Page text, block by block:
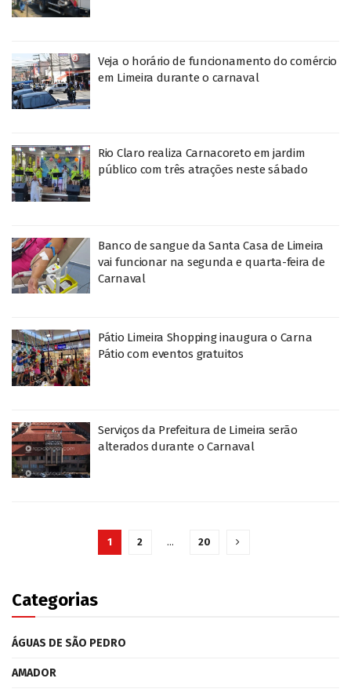
Veja o horário de funcionamento do comércio
em Limeira durante o carnaval
Rio Claro realiza Carnacoreto em jardim
público com três atrações neste sábado
Banco de sangue da Santa Casa de Limeira
vai funcionar na segunda e quarta-feira de
Carnaval
Pátio Limeira Shopping inaugura o Carna
Pátio com eventos gratuitos
Serviços da Prefeitura de Limeira serão
alterados durante o Carnaval
1 2 … 20
Categorias
ÁGUAS DE SÃO PEDRO
AMADOR